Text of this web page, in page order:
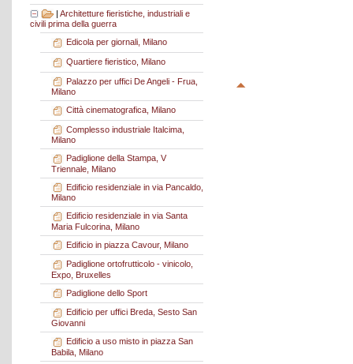
| Architetture fieristiche, industriali e
civili prima della guerra
Edicola per giornali, Milano
Quartiere fieristico, Milano
Palazzo per uffici De Angeli - Frua,
Milano
Città cinematografica, Milano
Complesso industriale Italcima,
Milano
Padiglione della Stampa, V
Triennale, Milano
Edificio residenziale in via Pancaldo,
Milano
Edificio residenziale in via Santa
Maria Fulcorina, Milano
Edificio in piazza Cavour, Milano
Padiglione ortofrutticolo - vinicolo,
Expo, Bruxelles
Padiglione dello Sport
Edificio per uffici Breda, Sesto San
Giovanni
Edificio a uso misto in piazza San
Babila, Milano